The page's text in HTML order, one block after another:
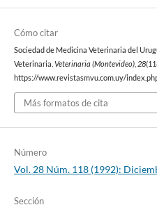
Cómo citar
Sociedad de Medicina Veterinaria del
Veterinaria. Veterinaria (Montevideo), 28
https://www.revistasmvu.com.uy/
Más formatos de cita
Número
Vol. 28 Núm. 118 (1992):
Sección